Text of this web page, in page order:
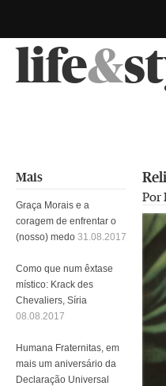
life&
Por
Mais
Graça Morais e a
coragem de enfrentar o
(nosso) medo 31.08.2017
Como que num êxtase
místico: Krack des
Chevaliers, Síria
08.08.2017
Humana Fraternitas, em
mais um aniversário da
Declaração Universal